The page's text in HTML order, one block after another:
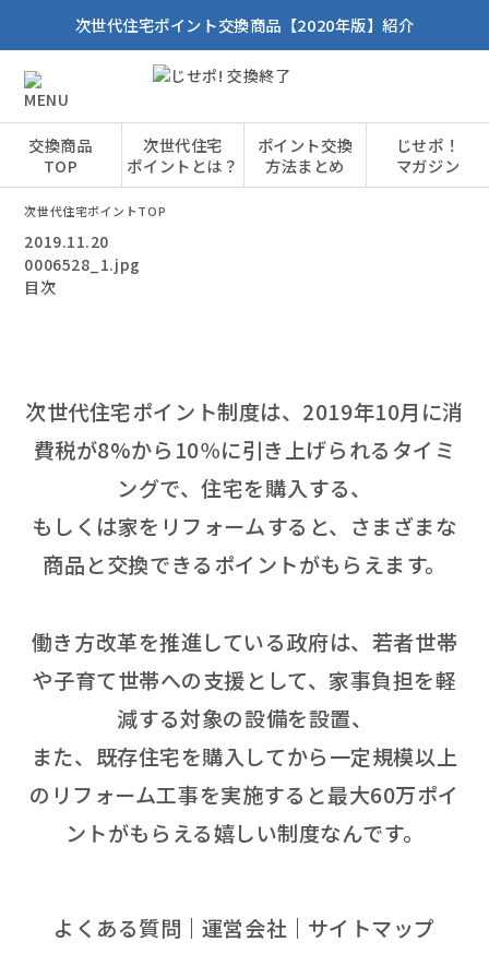
次世代住宅ポイント交換商品【2020年版】紹介
交換商品
TOP
次世代住宅
ポイントとは？
ポイント交換
方法まとめ
じせポ！
マガジン
次世代住宅ポイントTOP
2019.11.20
0006528_1.jpg
目次
次世代住宅ポイント制度は、2019年10月に消
費税が8%から10％に引き上げられるタイミ
ングで、住宅を購入する、
もしくは家をリフォームすると、さまざまな
商品と交換できるポイントがもらえます。
働き方改革を推進している政府は、若者世帯
や子育て世帯への支援として、家事負担を軽
減する対象の設備を設置、
また、既存住宅を購入してから一定規模以上
のリフォーム工事を実施すると最大60万ポイ
ントがもらえる嬉しい制度なんです。
よくある質問 運営会社 サイトマップ